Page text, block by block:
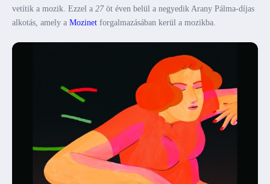
vetítik a mozik. Ezzel a 27 öt éven belül a negyedik Arany Pálma-díjas
alkotás, amely a Mozinet forgalmazásában kerül a mozikba.